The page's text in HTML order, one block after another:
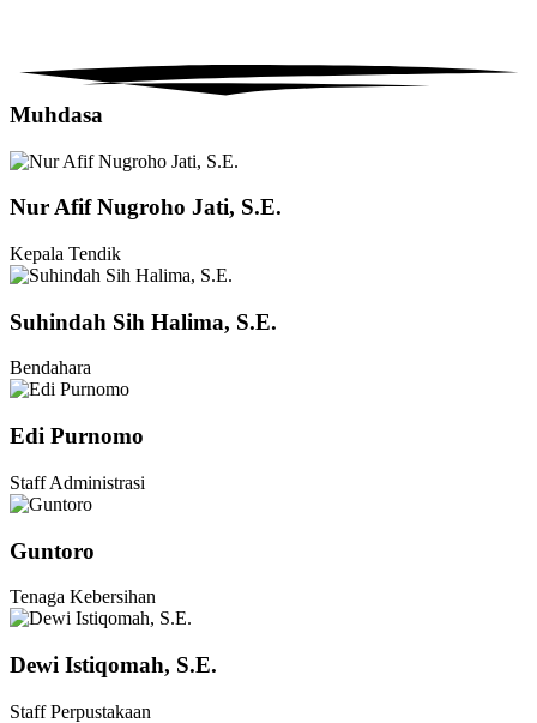
Muhdasa
Nur Afif Nugroho Jati, S.E.
Kepala Tendik
Suhindah Sih Halima, S.E.
Bendahara
Edi Purnomo
Staff Administrasi
Guntoro
Tenaga Kebersihan
Dewi Istiqomah, S.E.
Staff Perpustakaan